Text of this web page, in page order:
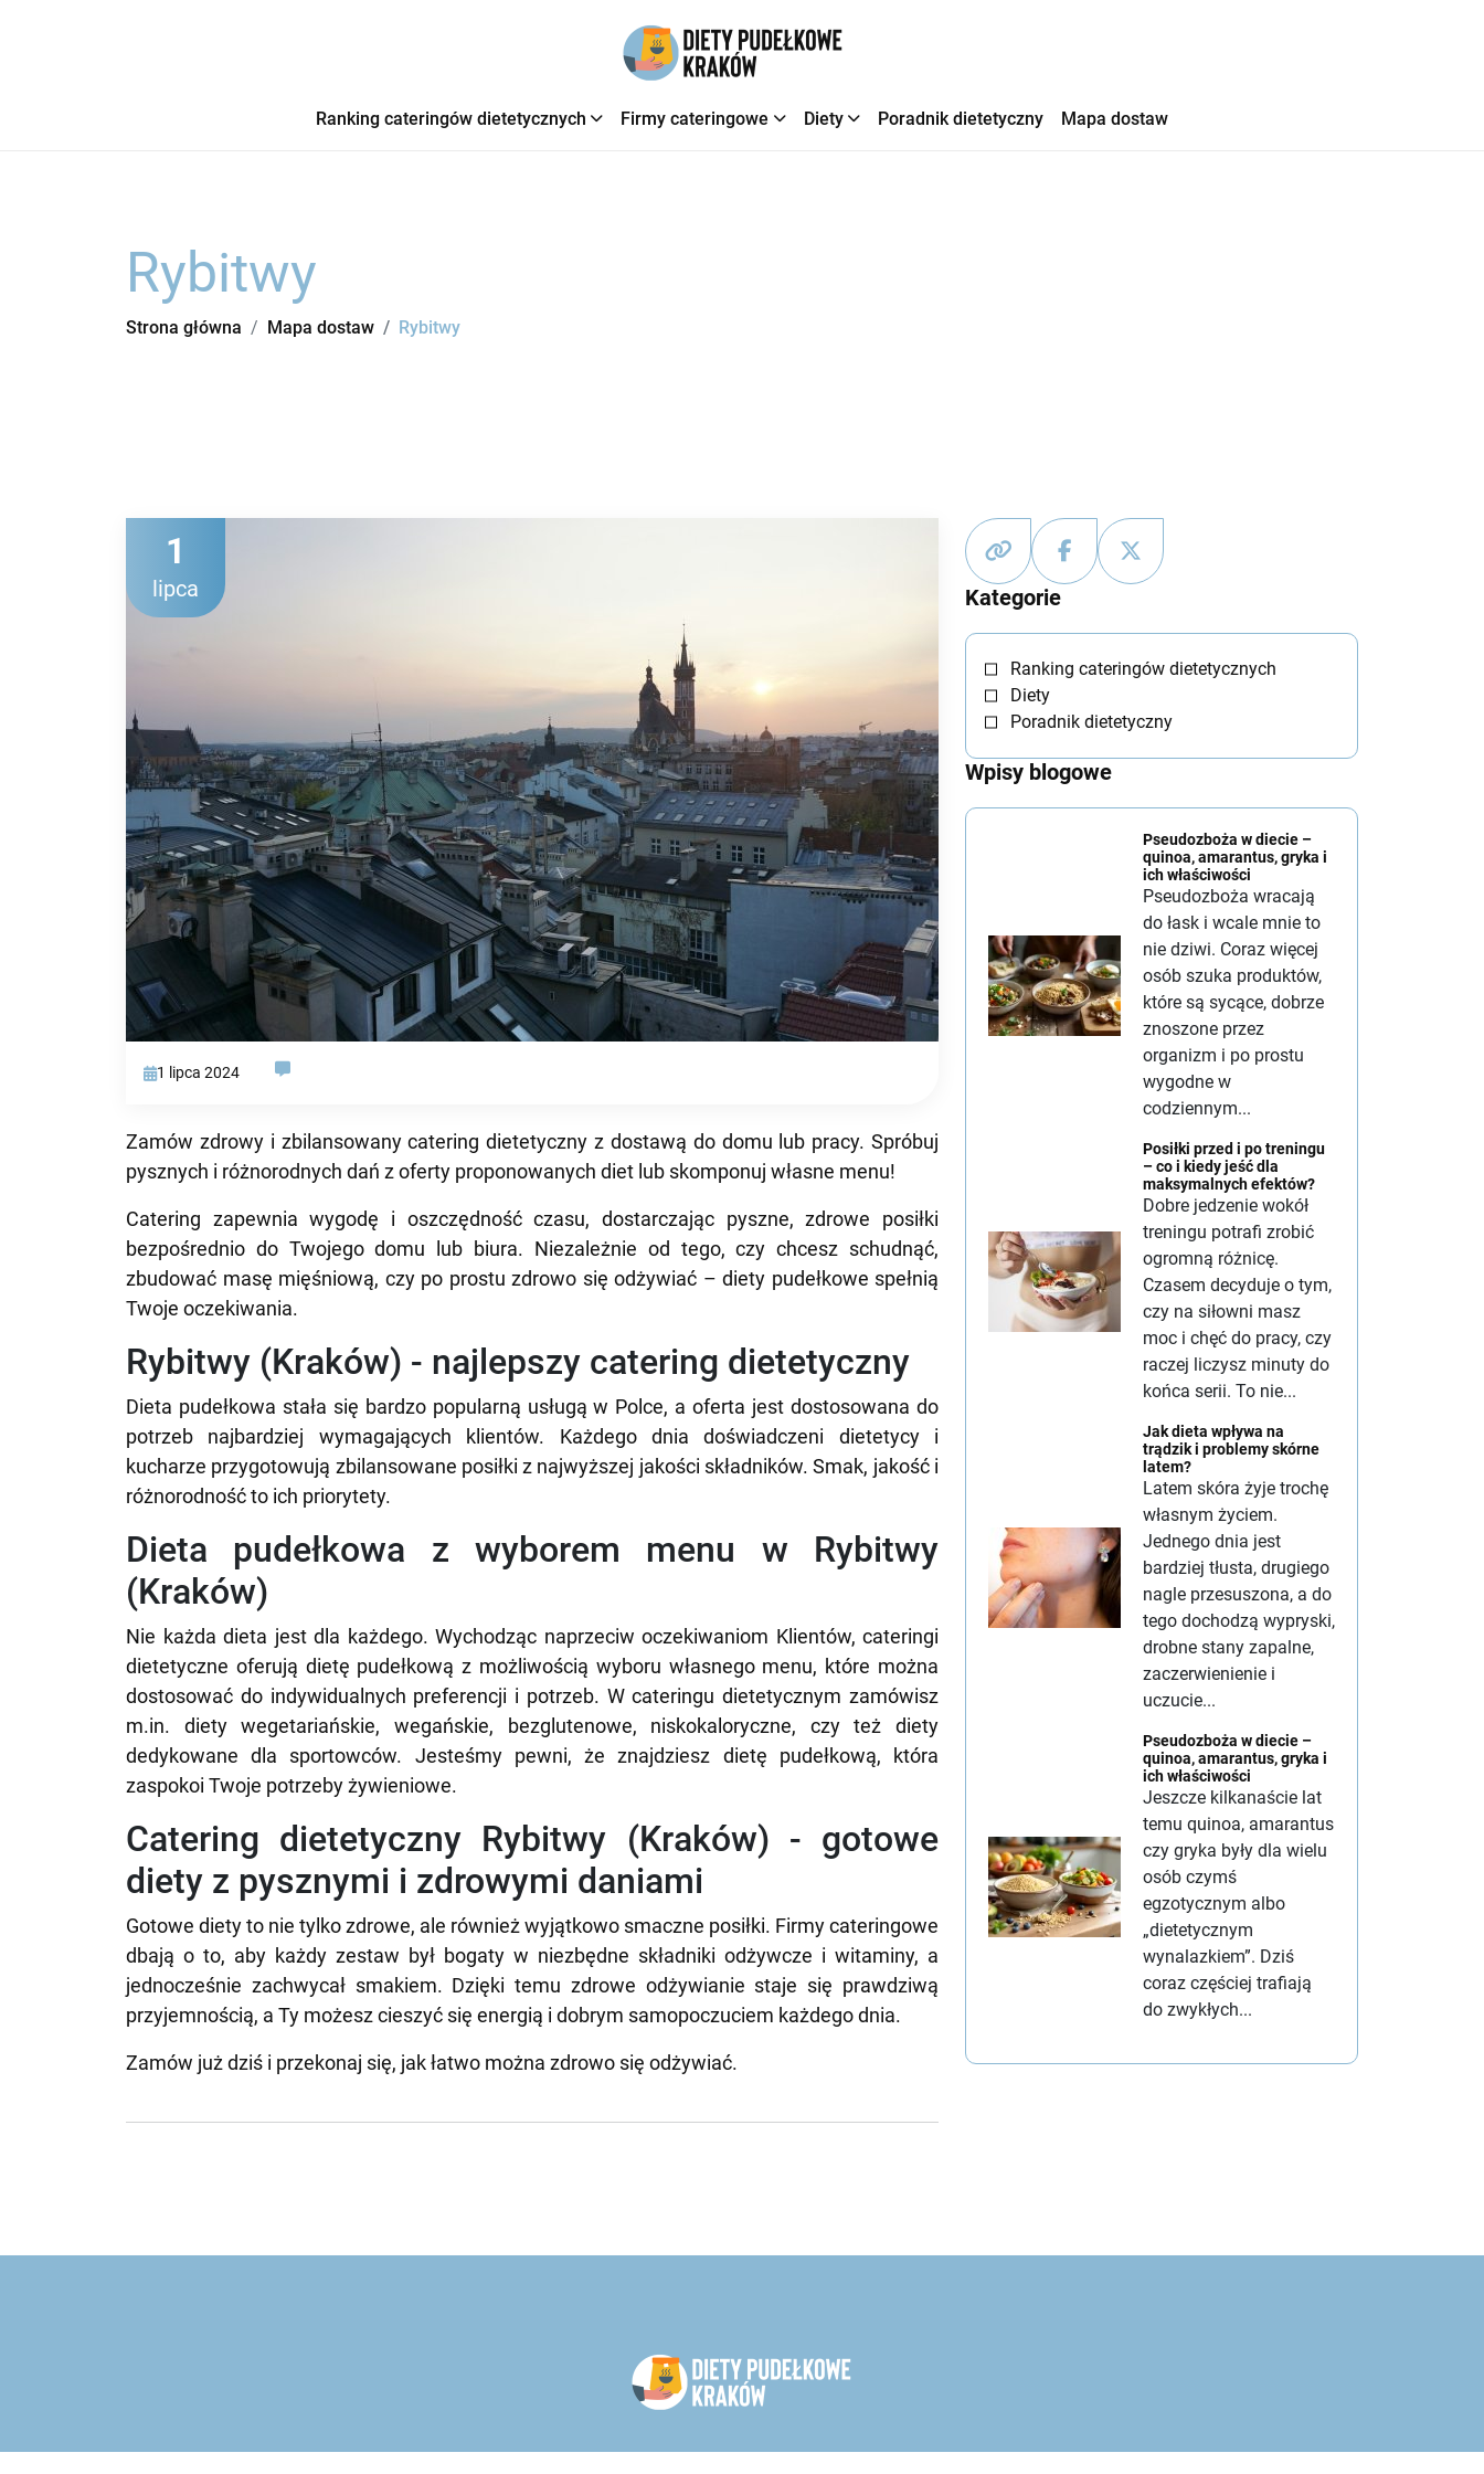
Ranking cateringów dietetycznych Firmy cateringowe Diety Poradnik dietetyczny Mapa dostaw
Rybitwy
Strona główna Mapa dostaw Rybitwy
1 lipca 2024
1
lipca
Zamów zdrowy i zbilansowany catering dietetyczny z dostawą do domu lub pracy. Spróbuj
pysznych i różnorodnych dań z oferty proponowanych diet lub skomponuj własne menu!
Catering zapewnia wygodę i oszczędność czasu, dostarczając pyszne, zdrowe posiłki
bezpośrednio do Twojego domu lub biura. Niezależnie od tego, czy chcesz schudnąć,
zbudować masę mięśniową, czy po prostu zdrowo się odżywiać – diety pudełkowe spełnią
Twoje oczekiwania.
Rybitwy (Kraków) - najlepszy catering dietetyczny
Dieta pudełkowa stała się bardzo popularną usługą w Polce, a oferta jest dostosowana do
potrzeb najbardziej wymagających klientów. Każdego dnia doświadczeni dietetycy i
kucharze przygotowują zbilansowane posiłki z najwyższej jakości składników. Smak, jakość i
różnorodność to ich priorytety.
Dieta pudełkowa z wyborem menu w Rybitwy
(Kraków)
Nie każda dieta jest dla każdego. Wychodząc naprzeciw oczekiwaniom Klientów, cateringi
dietetyczne oferują dietę pudełkową z możliwością wyboru własnego menu, które można
dostosować do indywidualnych preferencji i potrzeb. W cateringu dietetycznym zamówisz
m.in. diety wegetariańskie, wegańskie, bezglutenowe, niskokaloryczne, czy też diety
dedykowane dla sportowców. Jesteśmy pewni, że znajdziesz dietę pudełkową, która
zaspokoi Twoje potrzeby żywieniowe.
Catering dietetyczny Rybitwy (Kraków) - gotowe
diety z pysznymi i zdrowymi daniami
Gotowe diety to nie tylko zdrowe, ale również wyjątkowo smaczne posiłki. Firmy cateringowe
dbają o to, aby każdy zestaw był bogaty w niezbędne składniki odżywcze i witaminy, a
jednocześnie zachwycał smakiem. Dzięki temu zdrowe odżywianie staje się prawdziwą
przyjemnością, a Ty możesz cieszyć się energią i dobrym samopoczuciem każdego dnia.
Zamów już dziś i przekonaj się, jak łatwo można zdrowo się odżywiać.
Kategorie
Ranking cateringów dietetycznych
Diety
Poradnik dietetyczny
Wpisy blogowe
Pseudozboża w diecie –
quinoa, amarantus, gryka i
ich właściwości
Pseudozboża wracają
do łask i wcale mnie to
nie dziwi. Coraz więcej
osób szuka produktów,
które są sycące, dobrze
znoszone przez
organizm i po prostu
wygodne w
codziennym...
Posiłki przed i po treningu
– co i kiedy jeść dla
maksymalnych efektów?
Dobre jedzenie wokół
treningu potrafi zrobić
ogromną różnicę.
Czasem decyduje o tym,
czy na siłowni masz
moc i chęć do pracy, czy
raczej liczysz minuty do
końca serii. To nie...
Jak dieta wpływa na
trądzik i problemy skórne
latem?
Latem skóra żyje trochę
własnym życiem.
Jednego dnia jest
bardziej tłusta, drugiego
nagle przesuszona, a do
tego dochodzą wypryski,
drobne stany zapalne,
zaczerwienienie i
uczucie...
Pseudozboża w diecie –
quinoa, amarantus, gryka i
ich właściwości
Jeszcze kilkanaście lat
temu quinoa, amarantus
czy gryka były dla wielu
osób czymś
egzotycznym albo
„dietetycznym
wynalazkiem”. Dziś
coraz częściej trafiają
do zwykłych...